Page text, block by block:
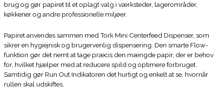
brug og gør papiret til et oplagt valg i værksteder, lagerområder,
køkkener og andre professionelle miljøer.
Papiret anvendes sammen med Tork Mini Centerfeed Dispenser, som
sikrer en hygiejnisk og brugervenlig dispensering. Den smarte Flow-
funktion gør det nemt at tage præcis den mængde papir, der er behov
for, hvilket hjælper med at reducere spild og optimere forbruget.
Samtidig gør Run Out Indikatoren det hurtigt og enkelt at se, hvornår
rullen skal udskiftes.